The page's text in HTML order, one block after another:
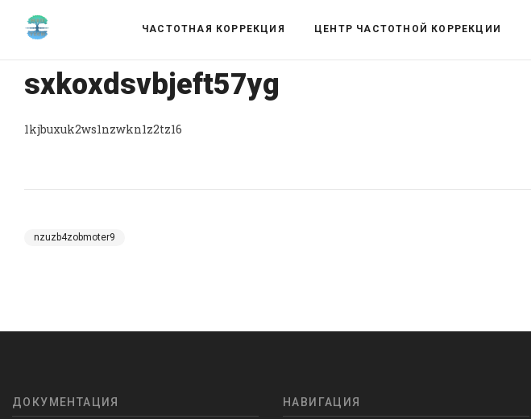
ЧАСТОТНАЯ КОРРЕКЦИЯ ЦЕНТР ЧАСТОТНОЙ КОРРЕКЦИИ
sxkoxdsvbjeft57yg
1kjbuxuk2ws1nzwkn1z2tz16
nzuzb4zobmoter9
ДОКУМЕНТАЦИЯ НАВИГАЦИЯ